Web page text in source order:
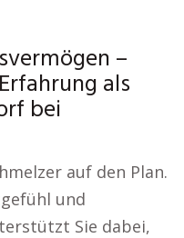
–
als
bei
auf den Plan.
und
Sie dabei,